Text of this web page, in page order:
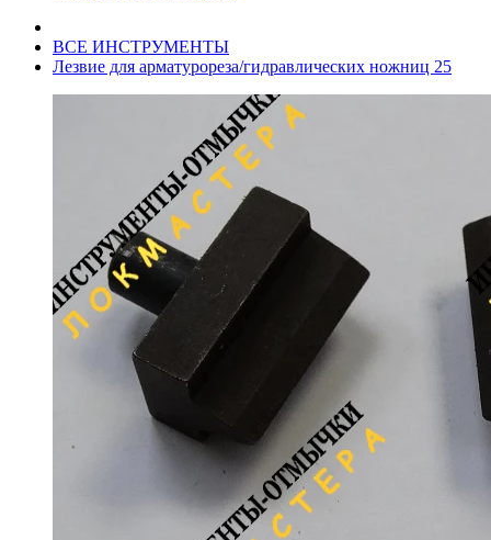
ВСЕ ИНСТРУМЕНТЫ
Лезвие для арматурореза/гидравлических ножниц 25